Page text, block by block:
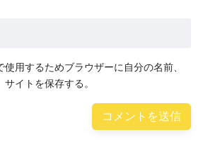
使用するためブラウザーに自分の名前、
サイトを保存する。